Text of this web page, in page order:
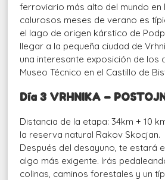
ferroviario más alto del mundo en
calurosos meses de verano es
el lago de origen kárstico de
llegar a la pequeña ciudad de
una interesante exposición de los
Museo Técnico en el Castillo de
Día 3 VRHNIKA –
Distancia de la etapa: 34km + 10
la reserva natural Rakov Skocjan.
Después del desayuno, te estará
algo más exigente. Irás
colinas, caminos forestales y un